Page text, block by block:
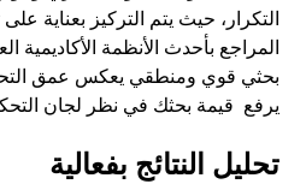
التكرار، حيث يتم التركيز بعناية
المراجع بأحدث الأنظمة الأكاديمية
بحثي قوي ومنطقي يعكس عمق
يرفع قيمة بحثك في نظر لجان
تحليل النتائج بفعالية